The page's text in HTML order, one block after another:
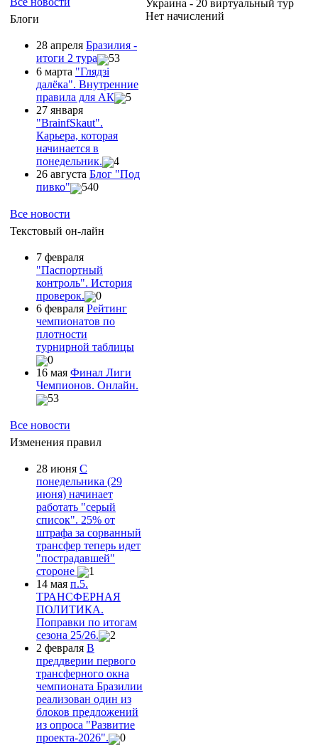
Блоги
28 апреля Бразилия -
итоги 2 тура
53
6 марта "Глядзi
далёка". Внутренние
правила для АК
5
27 января
"ВrainfSkaut".
Карьера, которая
начинается в
понедельник.
4
26 августа Блог "Под
пивко"
540
Все новости
Текстовый он-лайн
7 февраля
"Паспортный
контроль". История
проверок.
0
6 февраля Рейтинг
чемпионатов по
плотности
турнирной таблицы
0
16 мая Финал Лиги
Чемпионов. Онлайн.
53
Все новости
Изменения правил
28 июня С
понедельника (29
июня) начинает
работать "серый
список". 25% от
штрафа за сорванный
трансфер теперь идет
"пострадавшей"
стороне
1
14 мая п.5.
ТРАНСФЕРНАЯ
ПОЛИТИКА.
Поправки по итогам
сезона 25/26.
2
2 февраля В
преддверии первого
трансферного окна
чемпионата Бразилии
реализован один из
блоков предложений
из опроса "Развитие
проекта-2026".
0
Украина - 20 виртуальный тур
Нет начислений